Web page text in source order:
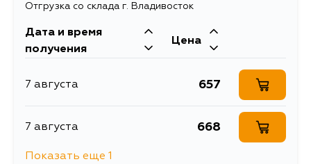
Отгрузка со склада г. Владивосток
Дата и время
получения
Цена
7 августа 657
7 августа 668
Показать еще 1